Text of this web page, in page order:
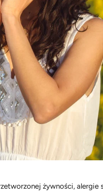
żywności, alergie